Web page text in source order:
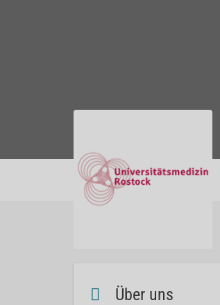
Über uns